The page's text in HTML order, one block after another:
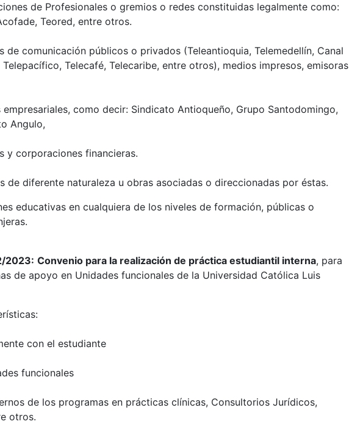
de Profesionales o gremios o redes constituidas legalmente como:
Teored, entre otros.
de comunicación públicos o privados (Teleantioquia, Telemedellín, Canal
Telepacífico, Telecafé, Telecaribe, entre otros), medios impresos, emisoras
como decir: Sindicato Antioqueño, Grupo Santodomingo,
Angulo,
y corporaciones financieras.
de diferente naturaleza u obras asociadas o direccionadas por éstas.
educativas en cualquiera de los niveles de formación, públicas o
2023: Convenio para la realización de práctica estudiantil interna, para
de apoyo en Unidades funcionales de la Universidad Católica Luis
con el estudiante
funcionales
de los programas en prácticas clínicas, Consultorios Jurídicos,
otros.